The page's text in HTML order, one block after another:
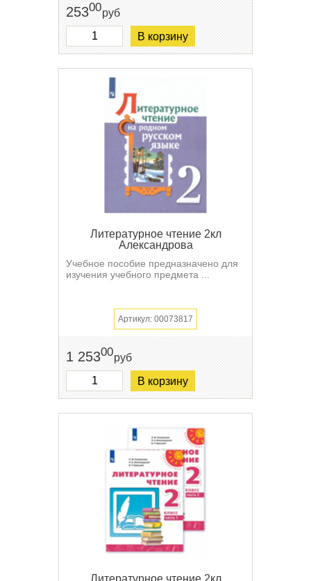
25300руб
В корзину
Литературное чтение 2кл
Александрова
Учебное пособие предназначено для
изучения учебного предмета ...
Артикул: 00073817
1 25300руб
В корзину
Литературное чтение 2кл